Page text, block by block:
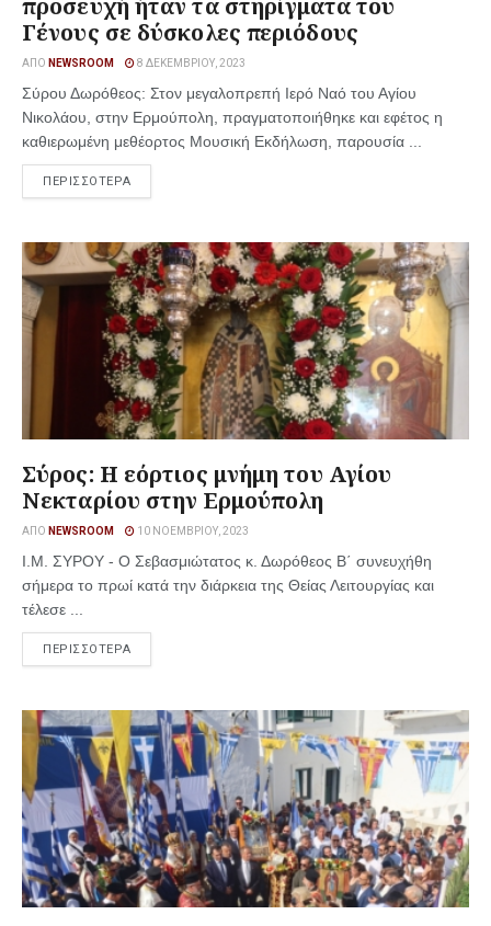
προσευχή ήταν τα στηρίγματα του
Γένους σε δύσκολες περιόδους
ΑΠΌ NEWSROOM 8 ΔΕΚΕΜΒΡΊΟΥ, 2023
Σύρου Δωρόθεος: Στον μεγαλοπρεπή Ιερό Ναό του Αγίου
Νικολάου, στην Ερμούπολη, πραγματοποιήθηκε και εφέτος η
καθιερωμένη μεθέορτος Μουσική Εκδήλωση, παρουσία ...
ΠΕΡΙΣΣΟΤΕΡΑ
Σύρος: Η εόρτιος μνήμη του Αγίου
Νεκταρίου στην Ερμούπολη
ΑΠΌ NEWSROOM 10 ΝΟΕΜΒΡΊΟΥ, 2023
Ι.Μ. ΣΥΡΟΥ - Ο Σεβασμιώτατος κ. Δωρόθεος Β΄ συνευχήθη
σήμερα το πρωί κατά την διάρκεια της Θείας Λειτουργίας και
τέλεσε ...
ΠΕΡΙΣΣΟΤΕΡΑ